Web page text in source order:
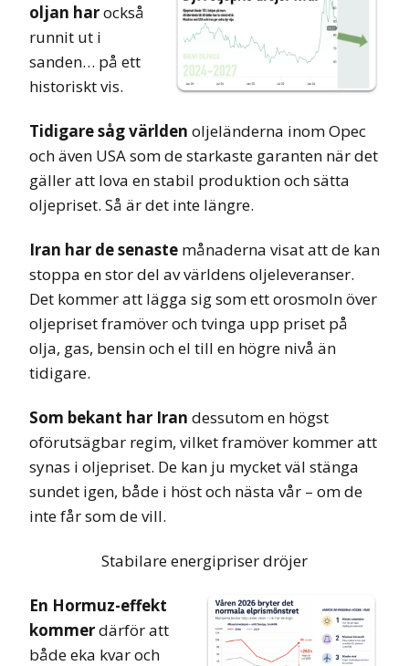
oljan harockså
runnit ut i
sanden… på ett
historiskt vis.
Tidigare såg världen oljeländerna inom Opec
och även USA som de starkaste garanten när det
gäller att lova en stabil produktion och sätta
oljepriset. Så är det inte längre.
Iran har de senaste månaderna visat att de kan
stoppa en stor del av världens oljeleveranser.
Det kommer att lägga sig som ett orosmoln över
oljepriset framöver och tvinga upp priset på
olja, gas, bensin och el till en högre nivå än
tidigare.
Som bekant har Iran dessutom en högst
oförutsägbar regim, vilket framöver kommer att
synas i oljepriset. De kan ju mycket väl stänga
sundet igen, både i höst och nästa vår – om de
inte får som de vill.
Stabilare energipriser dröjer
En Hormuz-effekt
kommerdärför att
både eka kvar och